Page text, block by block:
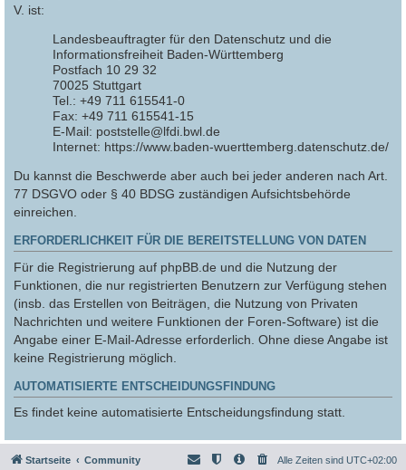
V. ist:
Landesbeauftragter für den Datenschutz und die
Informationsfreiheit Baden-Württemberg
Postfach 10 29 32
70025 Stuttgart
Tel.: +49 711 615541-0
Fax: +49 711 615541-15
E-Mail: poststelle@lfdi.bwl.de
Internet: https://www.baden-wuerttemberg.datenschutz.de/
Du kannst die Beschwerde aber auch bei jeder anderen nach Art.
77 DSGVO oder § 40 BDSG zuständigen Aufsichtsbehörde
einreichen.
ERFORDERLICHKEIT FÜR DIE BEREITSTELLUNG VON DATEN
Für die Registrierung auf phpBB.de und die Nutzung der
Funktionen, die nur registrierten Benutzern zur Verfügung stehen
(insb. das Erstellen von Beiträgen, die Nutzung von Privaten
Nachrichten und weitere Funktionen der Foren-Software) ist die
Angabe einer E-Mail-Adresse erforderlich. Ohne diese Angabe ist
keine Registrierung möglich.
AUTOMATISIERTE ENTSCHEIDUNGSFINDUNG
Es findet keine automatisierte Entscheidungsfindung statt.
Startseite Community Alle Zeiten sind UTC+02:00